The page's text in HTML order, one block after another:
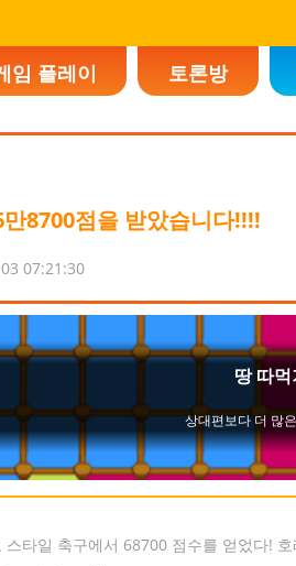
임 플레이 토론방
8700점을 받았습니다!!!!
07:21:30
스타일 축구에서 68700 점수를 얻었다!